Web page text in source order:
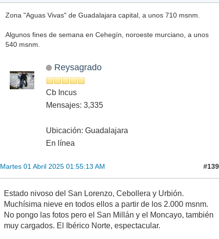
Zona "Aguas Vivas" de Guadalajara capital, a unos 710 msnm.
Algunos fines de semana en Cehegín, noroeste murciano, a unos
540 msnm.
Reysagrado
Cb Incus
Mensajes: 3,335
Ubicación: Guadalajara
En línea
Martes 01 Abril 2025 01:55:13 AM #139
Estado nivoso del San Lorenzo, Cebollera y Urbión.
Muchísima nieve en todos ellos a partir de los 2.000 msnm.
No pongo las fotos pero el San Millán y el Moncayo, también
muy cargados. El Ibérico Norte, espectacular.